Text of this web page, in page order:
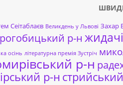
Сеітаблаєв Великдень у Львові Захар
р-н
осінь літературна премія Зустріч
р-н
р-н